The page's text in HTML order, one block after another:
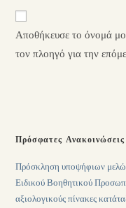
Αποθήκευσε το όνομά
τον πλοηγό για την
Πρόσφατες Ανακοινώσεις
Πρόσκληση υποψήφιων
Ειδικού Βοηθητικού
αξιολογικούς πίνακες